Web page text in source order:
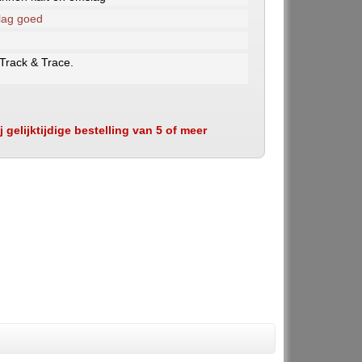
goed
& Trace.
bestelling van 5 of meer